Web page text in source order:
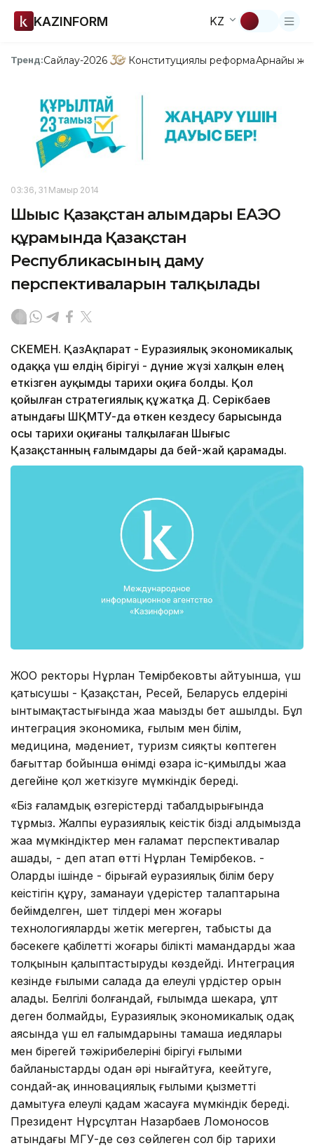
KAZINFORM KZ
Тренд:Сайлау-2026 Конституциялық реформаАрнайы
03:36, 31 Мамыр 2014
Шығыс Қазақстан ғалымдары ЕАЭО
құрамында Қазақстан
Республикасының даму
перспективаларын талқылады
ӨСКЕМЕН. ҚазАқпарат - Еуразиялық экономикалық
одаққа үш елдің бірігуі - дүние жүзі халқын елең
еткізген ауқымды тарихи оқиға болды. Қол
қойылған стратегиялық құжатқа Д. Серікбаев
атындағы ШҚМТУ-да өткен кездесу барысында
осы тарихи оқиғаны талқылаған Шығыс
Қазақстанның ғалымдары да бей-жай қарамады.
ЖОО ректоры Нұрлан Темірбековтың айтуынша, үш
қатысушы - Қазақстан, Ресей, Беларусь елдерінің
ынтымақтастығында жаңа маңызды бет ашылды. Бұл
интеграция экономика, ғылым мен білім,
медицина, мәдениет, туризм сияқты көптеген
бағыттар бойынша өнімді өзара іс-қимылдың жаңа
деңгейіне қол жеткізуге мүмкіндік береді.
«Біз ғаламдық өзгерістердің табалдырығында
тұрмыз. Жалпы еуразиялық кеңістік біздің алдымызда
жаңа мүмкіндіктер мен ғаламат перспективалар
ашады, - деп атап өтті Нұрлан Темірбеков. -
Олардың ішінде - бірыңғай еуразиялық білім беру
кеңістігін құру, заманауи үдерістер талаптарына
бейімделген, шет тілдері мен жоғары
технологияларды жетік меңгерген, табысты да
бәсекеге қабілетті жоғары білікті мамандардың жаңа
толқынын қалыптастыруды көздейді. Интеграция
кезінде ғылыми салада да елеулі үрдістер орын
алады. Белгілі болғандай, ғылымда шекара, ұлт
деген болмайды, Еуразиялық экономикалық одақ
аясында үш ел ғалымдарының тамаша иедялары
мен бірегей тәжірибелерінің бірігуі ғылыми
байланыстарды одан әрі нығайтуға, кеңейтуге,
сондай-ақ инновациялық ғылыми қызметті
дамытуға елеулі қадам жасауға мүмкіндік береді.
Президент Нұрсұлтан Назарбаев Ломоносов
атындағы МГУ-де сөз сөйлеген сол бір тарихи